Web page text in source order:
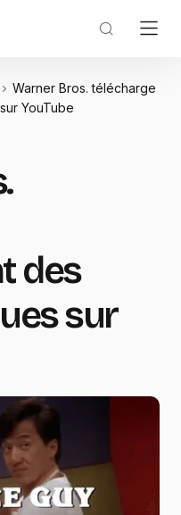
Warner Bros. télécharge
YouTube
des
sur